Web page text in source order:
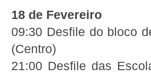
18 de Fevereiro
09:30 Desfile do bloco
(Centro)
21:00 Desfile das